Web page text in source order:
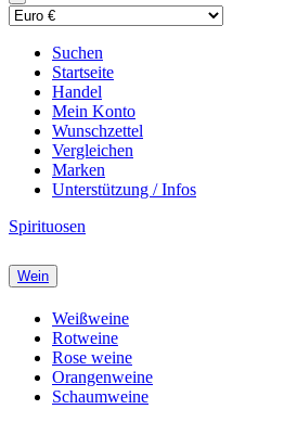
Suchen
Startseite
Handel
Mein Konto
Wunschzettel
Vergleichen
Marken
Unterstützung / Infos
Spirituosen
Wein
Weißweine
Rotweine
Rose weine
Orangenweine
Schaumweine